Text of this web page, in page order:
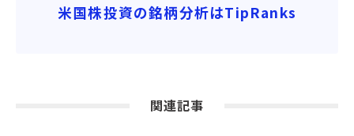
米国株投資の銘柄分析はTipRanks
関連記事